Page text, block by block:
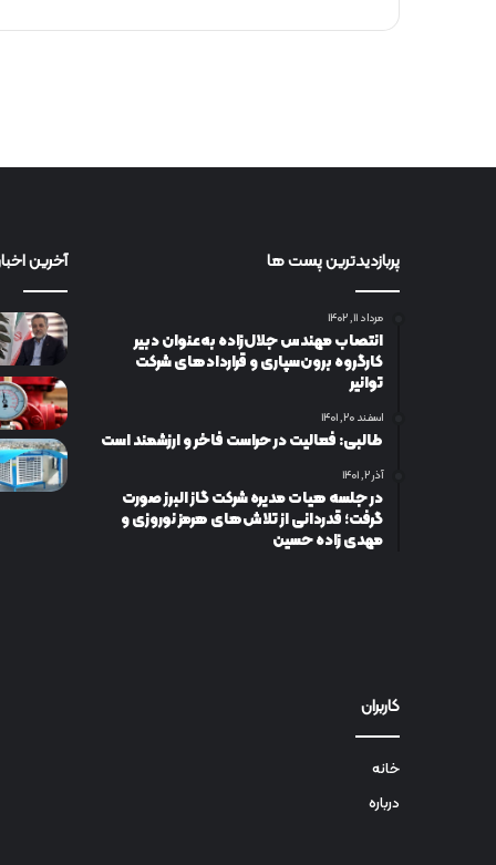
پربازدیدترین پست ها
مرداد ۱۱, ۱۴۰۲
انتصاب مهندس جلال‌زاده به‌عنوان دبیر
كارگروه برون‌سپاری و قراردادهای شركت
توانیر
اسفند ۲۰, ۱۴۰۱
طالبی: فعالیت در حراست فاخر و ارزشمند است
آذر ۲, ۱۴۰۱
در جلسه هیات مدیره شرکت گاز البرز صورت
گرفت؛ قدردانی از تلاش‌های هرمز نوروزی و
مهدی زاده حسین
آخرین
کاربران
خانه
درباره